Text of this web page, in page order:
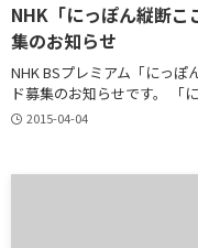
NHK「にっぽん縦断
集のお知らせ
NHK BSプレミアム「にっぽ
ド募集のお知らせです。 「
2015-04-04